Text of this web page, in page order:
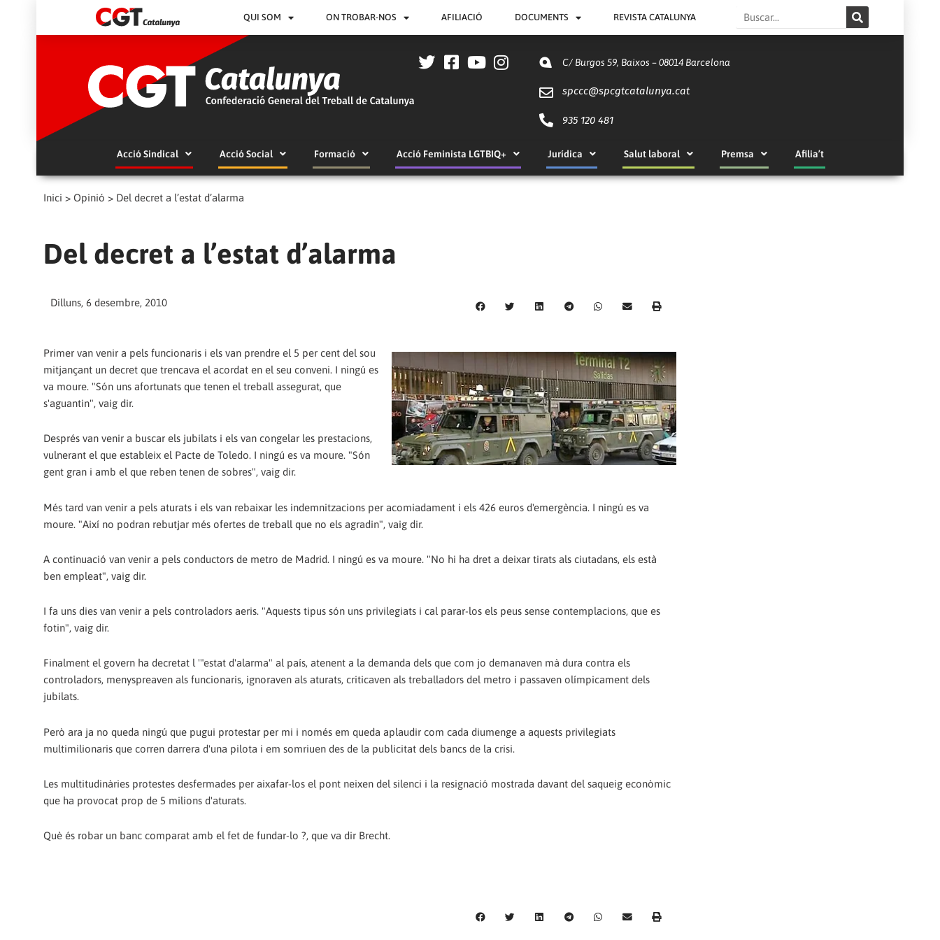
QUI SOM ON TROBAR-NOS AFILIACIÓ DOCUMENTS REVISTA CATALUNYA Search
C/ Burgos 59, Baixos – 08014 Barcelona
spccc@spcgtcatalunya.cat
935 120 481
Acció Sindical Acció Social Formació Acció Feminista LGTBIQ+ Jurídica Salut laboral Premsa Afilia’t
Inici > Opinió > Del decret a l’estat d’alarma
Del decret a l’estat d’alarma
Dilluns, 6 desembre, 2010
Primer van venir a pels funcionaris i els van prendre el 5 per cent del sou
mitjançant un decret que trencava el acordat en el seu conveni. I ningú es
va moure. "Són uns afortunats que tenen el treball assegurat, que
s'aguantin", vaig dir.
Després van venir a buscar els jubilats i els van congelar les prestacions,
vulnerant el que estableix el Pacte de Toledo. I ningú es va moure. "Són
gent gran i amb el que reben tenen de sobres", vaig dir.
Més tard van venir a pels aturats i els van rebaixar les indemnitzacions per acomiadament i els 426 euros d'emergència. I ningú es va
moure. "Així no podran rebutjar més ofertes de treball que no els agradin", vaig dir.
A continuació van venir a pels conductors de metro de Madrid. I ningú es va moure. "No hi ha dret a deixar tirats als ciutadans, els està
ben empleat", vaig dir.
I fa uns dies van venir a pels controladors aeris. "Aquests tipus són uns privilegiats i cal parar-los els peus sense contemplacions, que es
fotin", vaig dir.
Finalment el govern ha decretat l '"estat d'alarma" al país, atenent a la demanda dels que com jo demanaven mà dura contra els
controladors, menyspreaven als funcionaris, ignoraven als aturats, criticaven als treballadors del metro i passaven olímpicament dels
jubilats.
Però ara ja no queda ningú que pugui protestar per mi i només em queda aplaudir com cada diumenge a aquests privilegiats
multimilionaris que corren darrera d'una pilota i em somriuen des de la publicitat dels bancs de la crisi.
Les multitudinàries protestes desfermades per aixafar-los el pont neixen del silenci i la resignació mostrada davant del saqueig econòmic
que ha provocat prop de 5 milions d'aturats.
Què és robar un banc comparat amb el fet de fundar-lo ?, que va dir Brecht.